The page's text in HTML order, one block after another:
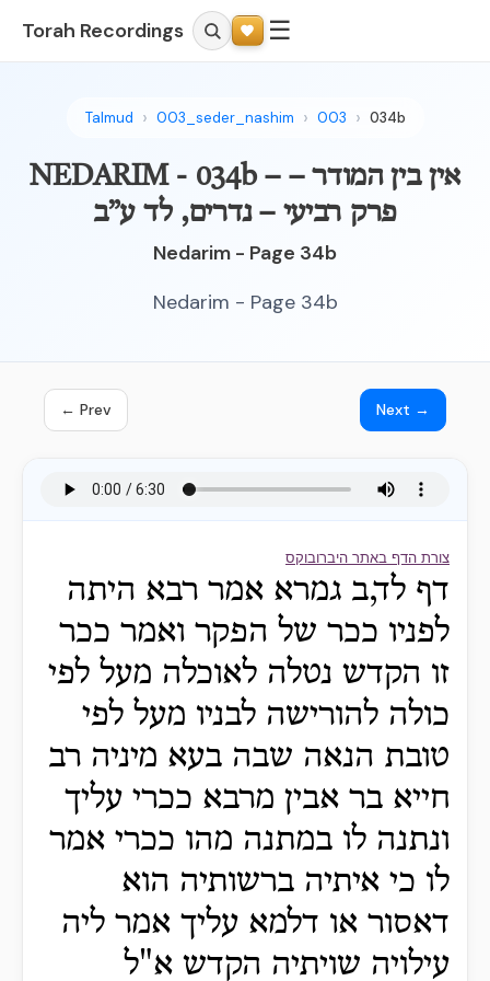
Torah Recordings ☰
Talmud 003_seder_nashim 003 034b
NEDARIM - 034b – אין בין המודר –
פרק רביעי – נדרים, לד ע”ב
Nedarim - Page 34b
Nedarim - Page 34b
← Prev Next →
צורת הדף באתר היברובוקס
דף לד,ב גמרא אמר רבא היתה
לפניו ככר של הפקר ואמר ככר
זו הקדש נטלה לאוכלה מעל לפי
כולה להורישה לבניו מעל לפי
טובת הנאה שבה בעא מיניה רב
חייא בר אבין מרבא ככרי עליך
ונתנה לו במתנה מהו ככרי אמר
לו כי איתיה ברשותיה הוא
דאסור או דלמא עליך אמר ליה
עילויה שויתיה הקדש א"ל